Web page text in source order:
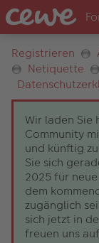
Registrieren
Netiquette
Wir laden Sie
Community
und künftig
Sie sich
2025 für
dem
zugänglich
sich jetzt in
freuen uns